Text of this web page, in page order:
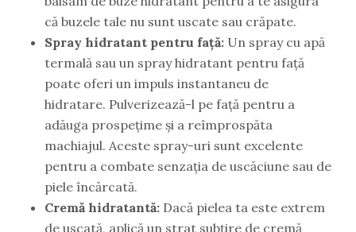
că buzele tale nu sunt uscate sau crăpate.
Spray hidratant pentru față: Un spray cu apă
termală sau un spray hidratant pentru față
poate oferi un impuls instantaneu de
hidratare. Pulverizează-l pe față pentru a
adăuga prospețime și a reîmprospăta
machiajul. Aceste spray-uri sunt excelente
pentru a combate senzația de uscăciune sau de
piele încărcată.
Cremă hidratantă: Dacă pielea ta este extrem
de uscată, aplică un strat subțire de cremă